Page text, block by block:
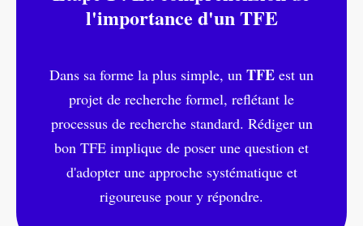
l'importance d'un TFE
Dans sa forme la plus simple, un TFE est un
projet de recherche formel, reflétant le
processus de recherche standard. Rédiger un
bon TFE implique de poser une question et
d'adopter une approche systématique et
rigoureuse pour y répondre.